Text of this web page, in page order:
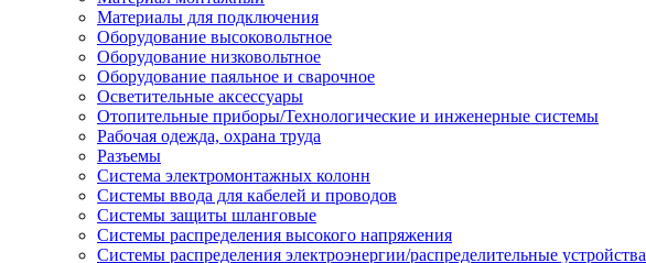
Материалы для подключения
Оборудование высоковольтное
Оборудование низковольтное
Оборудование паяльное и сварочное
Осветительные аксессуары
Отопительные приборы/Технологические и инженерные системы
Рабочая одежда, охрана труда
Разъемы
Система электромонтажных колонн
Системы ввода для кабелей и проводов
Системы защиты шланговые
Системы распределения высокого напряжения
Системы распределения электроэнергии/распределительные устройства